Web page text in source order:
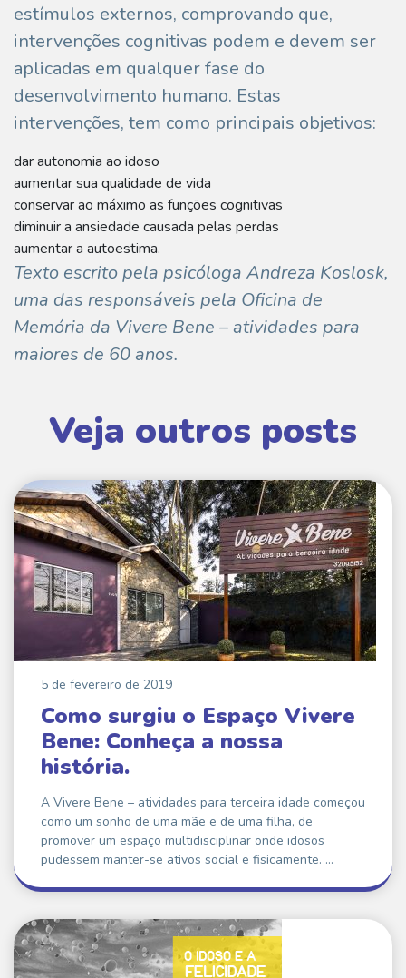
estímulos externos, comprovando que,
intervenções cognitivas podem e devem ser
aplicadas em qualquer fase do
desenvolvimento humano. Estas
intervenções, tem como principais objetivos:
dar autonomia ao idoso
aumentar sua qualidade de vida
conservar ao máximo as funções cognitivas
diminuir a ansiedade causada pelas perdas
aumentar a autoestima.
Texto escrito pela psicóloga Andreza Koslosk,
uma das responsáveis pela Oficina de
Memória da Vivere Bene – atividades para
maiores de 60 anos.
Veja outros posts
5 de fevereiro de 2019
Como surgiu o Espaço Vivere
Bene: Conheça a nossa
história.
A Vivere Bene – atividades para terceira idade começou
como um sonho de uma mãe e de uma filha, de
promover um espaço multidisciplinar onde idosos
pudessem manter-se ativos social e fisicamente. …